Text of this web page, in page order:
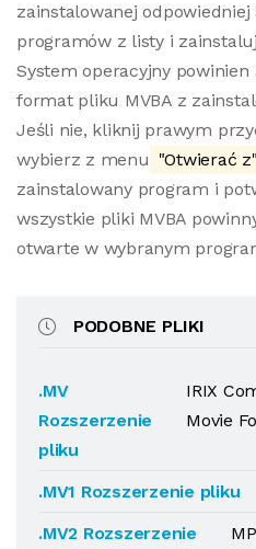
zainstalowanej
programów z listy i
System operacyjny
format pliku MVBA z
Jeśli nie, kliknij prawym
wybierz z menu "Otwierać z"
zainstalowany program i
wszystkie pliki MVBA
otwarte w wybranym
PODOBNE PLIKI
.MV
Rozszerzenie
pliku
IRIX
Movie
.MV1 Rozszerzenie pliku
.MV2 Rozszerzenie